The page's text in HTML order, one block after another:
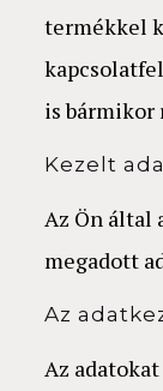
termékkel
is bármikor
Kezelt
Az Ön által
megadott
Az
Az